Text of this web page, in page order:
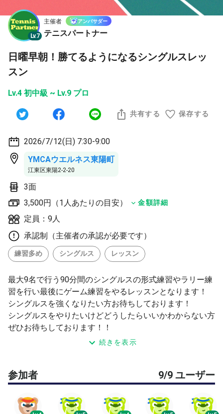
Lv.7
主催者 アンバサダー
テニスパートナー
日曜早朝！勝てるようになるシングルスレッ
スン
Lv.4 初中級 ~ Lv.9 プロ
共有する 保存する
2026/7/12(日) 7:30-9:00
YMCAウエルネス東陽町
江東区東陽2-2-20
3面
3,500円（1人あたりの目安）
金額詳細
定員：9人
承認制（主催者の承認が必要です）
練習多め シングルス レッスン
最大9名で行う90分間のシングルスの形式練習やラリー練
習を行い最後にゲーム練習をやるレッスンとなります！
シングルスを強くなりたい方お待ちしております！
シングルスをやりたいけどどうしたらいいかわからない方
ぜひお待ちしております！！
【会場】東京ＹＭＣＡ東陽町センター７階テニスコート
屋外型オムニ(砂入り人工芝)コート
続きを表示
参加者 9/9 ユーザー